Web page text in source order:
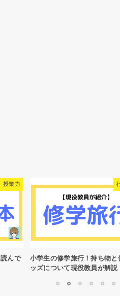
事関係
利グ
教員
【教員採用試験】合格体験記
開！